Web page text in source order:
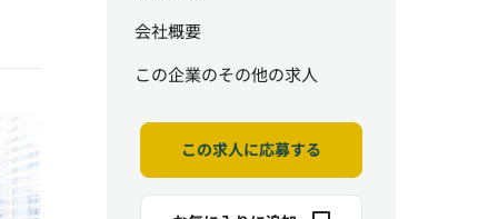
会社概要
この企業のその他の求人
この求人に応募する